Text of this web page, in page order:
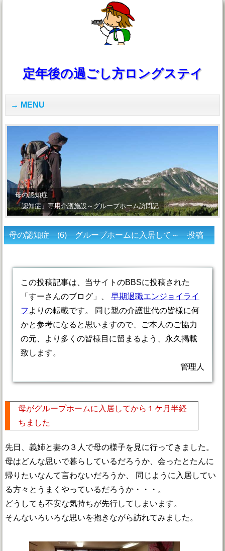
定年後の過ごし方ロングステイ
MENU
母の認知症
「認知症」専用介護施設～グループホーム訪問記
母の認知症 (6) グループホームに入居して～ 投稿
この投稿記事は、当サイトのBBSに投稿された
「すーさんのブログ」、 早期退職エンジョイライ
フ よりの転載です。 同じ親の介護世代の皆様に何
かと参考になると思いますので、ご本人のご協力
の元、より多くの皆様目に留まるよう、永久掲載
致します。
管理人
母がグループホームに入居してから１ケ月半経
ちました
先日、義姉と妻の３人で母の様子を見に行ってきました。
母はどんな思いで暮らしているだろうか、会ったとたんに
帰りたいなんて言わないだろうか、 同じように入居してい
る方々とうまくやっているだろうか・・・。
どうしても不安な気持ちが先行してしまいます。
そんないろいろな思いを抱きながら訪れてみました。